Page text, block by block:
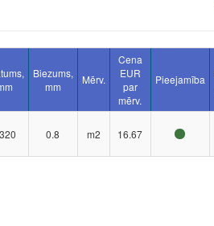
Biezums,
mm
Mērv.
Cena
EUR
par
mērv.
Pieejamība
0.8 m2 16.67